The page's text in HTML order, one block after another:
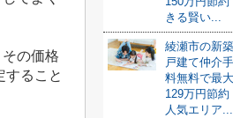
の価格
すること
きる賢い...
綾瀬市の新
戸建て仲介
料無料で最大
129万円節約
人気エリア...